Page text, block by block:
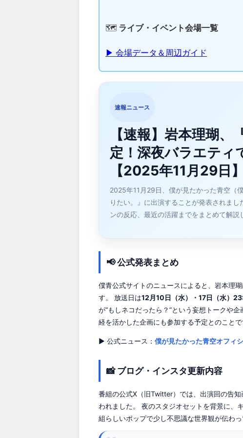
🗺️ ライブ・イベント会場一覧
▶ 会場データ＆周辺ガイド
速報ニュース
【速報】岩本理瑚
定！深夜バラエティ
【2025年11月29日】
2025年11月29日、僕が見たかった青空（
りたい。』に出演することが発表されま
ンの反応、最近の活躍までをまとめて解説
📢 公式発表まとめ
僕青公式サイトのニュースによると、岩本理
す。 放送日は12月10日（水）・17日（水）
が“もしネコだったら？”という妄想トークや
経を活かした企画にも参加する予定とのこと
▶ 公式ニュース：僕が見たかった青空オフィ
📸 ブログ・インスタ更新内容
番組の公式X（旧Twitter）では、出演回の告
われました。 夜のスタジオセットを背景に、
組らしいポップで少し不思議な世界観が伝わっ